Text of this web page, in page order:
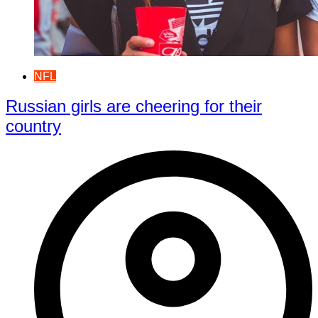
NFL
Russian girls are cheering for their
country